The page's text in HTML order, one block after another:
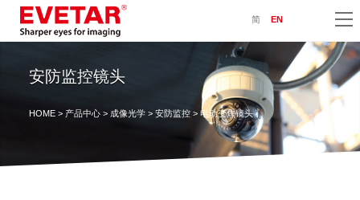
简 EN
安防监控镜头
HOME> 产品中心> 成像光学> 安防监控> 电动变焦镜头